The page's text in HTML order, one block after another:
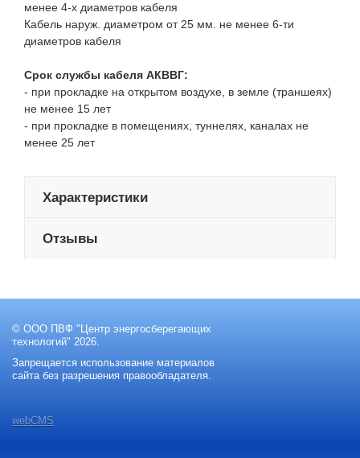
менее 4-х диаметров кабеля
Кабель наруж. диаметром от 25 мм. не менее 6-ти
диаметров кабеля
Срок службы кабеля АКВВГ:
- при прокладке на открытом воздухе, в земле (траншеях)
не менее 15 лет
- при прокладке в помещениях, туннелях, каналах не
менее 25 лет
Характеристики
Отзывы
© ООО ПВФ "Центр энергосберегающих
технологий" 2026.
Запрещается использование материалов
сайта без разрешения правообладателя.
webCMS